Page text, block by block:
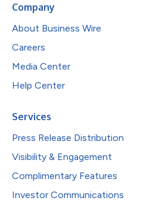
Company
About Business Wire
Careers
Media Center
Help Center
Services
Press Release Distribution
Visibility & Engagement
Complimentary Features
Investor Communications